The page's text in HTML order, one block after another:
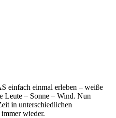
einfach einmal erleben – weiße
Leute – Sonne – Wind. Nun
in unterschiedlichen
wieder.